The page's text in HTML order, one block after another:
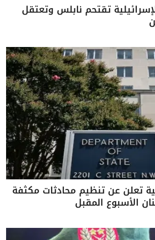
تقتحم نابلس وتعتقل
تعلن عن تنظيم محادثات مكثفة
الأسبوع المقبل